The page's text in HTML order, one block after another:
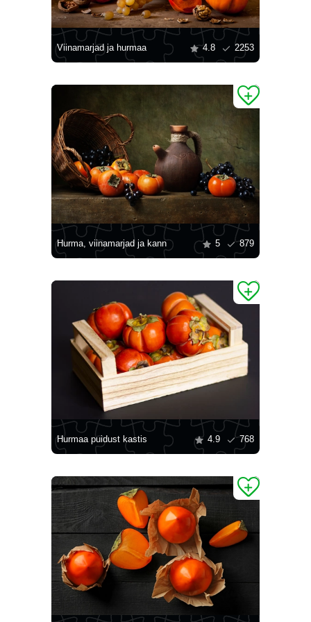
Viinamarjad ja hurmaa 4.8 2253
Hurma, viinamarjad ja kann 5 879
Hurmaa puidust kastis 4.9 768